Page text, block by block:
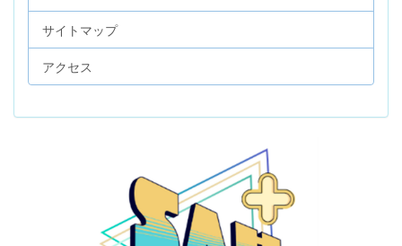
サイトマップ
アクセス